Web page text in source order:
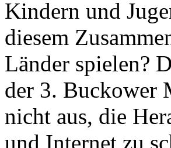
Kindern und
diesem
Länder spielen?
der 3. Buckower
nicht aus, die
und Internet zu